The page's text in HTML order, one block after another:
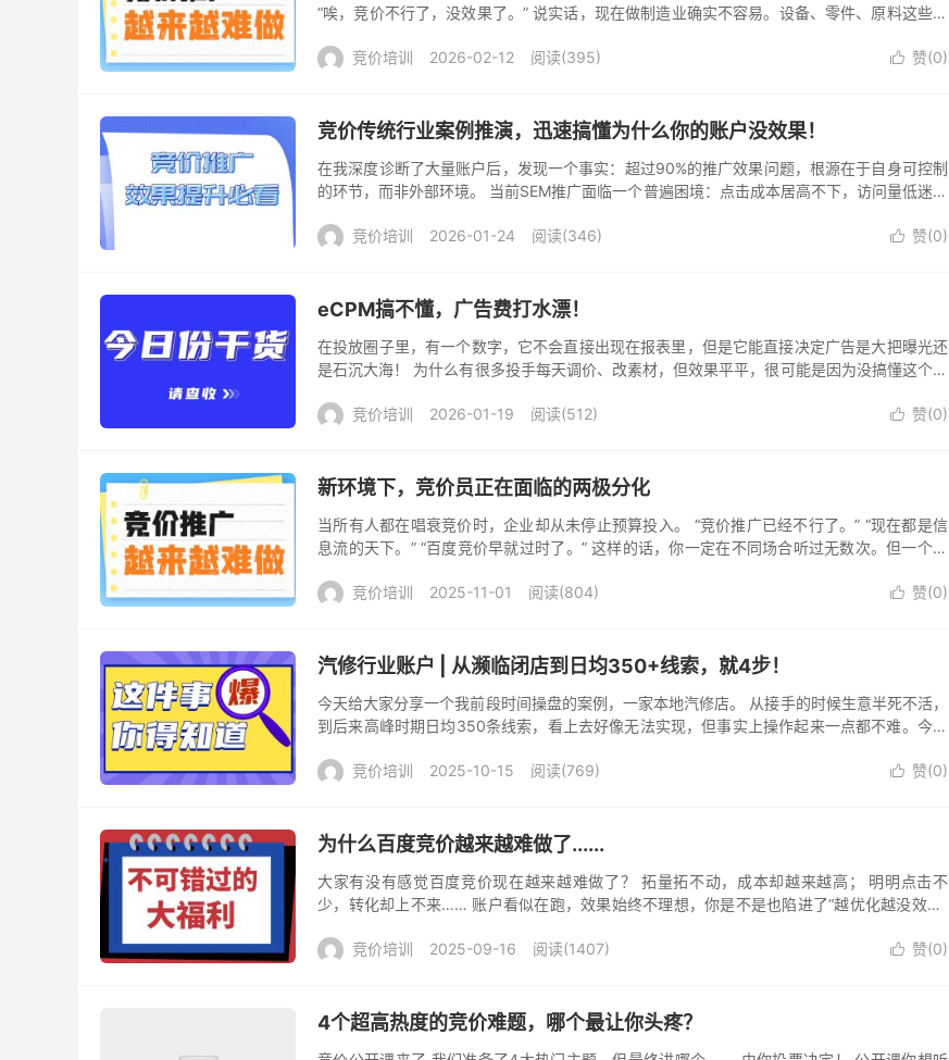
“唉，竞价不行了，没效果了。” 说实话，现在做制造业确实不容易。设备、零件、原料这些生
 赞(0)
竞价培训 2026-02-12 阅读(395)
竞价传统行业案例推演，迅速搞懂为什么你的账户没效果！
在我深度诊断了大量账户后，发现一个事实：超过90%的推广效果问题，根源在于自身可控制
的环节，而非外部环境。 当前SEM推广面临一个普遍困境：点击成本居高不下，访问量低迷，
 赞(0)
竞价培训 2026-01-24 阅读(346)
eCPM搞不懂，广告费打水漂！
在投放圈子里，有一个数字，它不会直接出现在报表里，但是它能直接决定广告是大把曝光还
是石沉大海！ 为什么有很多投手每天调价、改素材，但效果平平，很可能是因为没搞懂这个核
 赞(0)
竞价培训 2026-01-19 阅读(512)
新环境下，竞价员正在面临的两极分化
当所有人都在唱衰竞价时，企业却从未停止预算投入。 “竞价推广已经不行了。” “现在都是信
息流的天下。” “百度竞价早就过时了。” 这样的话，你一定在不同场合听过无数次。但一个不
 赞(0)
竞价培训 2025-11-01 阅读(804)
汽修行业账户 | 从濒临闭店到日均350+线索，就4步！
今天给大家分享一个我前段时间操盘的案例，一家本地汽修店。 从接手的时候生意半死不活，
到后来高峰时期日均350条线索，看上去好像无法实现，但事实上操作起来一点都不难。今天
 赞(0)
竞价培训 2025-10-15 阅读(769)
为什么百度竞价越来越难做了......
大家有没有感觉百度竞价现在越来越难做了？ 拓量拓不动，成本却越来越高； 明明点击不
少，转化却上不来…… 账户看似在跑，效果始终不理想，你是不是也陷进了“越优化越没效果”
 赞(0)
竞价培训 2025-09-16 阅读(1407)
4个超高热度的竞价难题，哪个最让你头疼？